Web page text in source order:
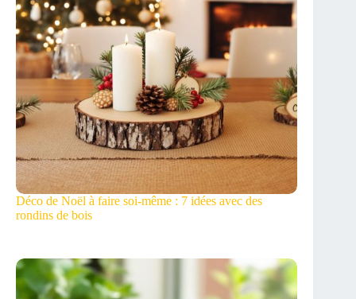
Déco de Noël à faire soi-même : 7 idées avec des
rondins de bois